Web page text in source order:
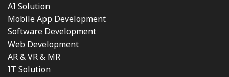
AI Solution
Mobile App Development
Software Development
Web Development
AR & VR & MR
IT Solution